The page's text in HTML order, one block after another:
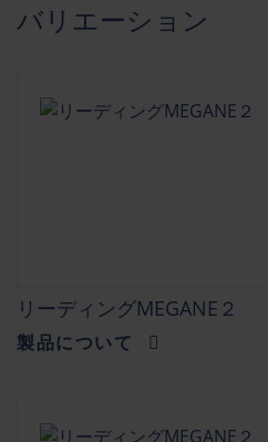
バリエーション
リーディングMEGANE２
製品について